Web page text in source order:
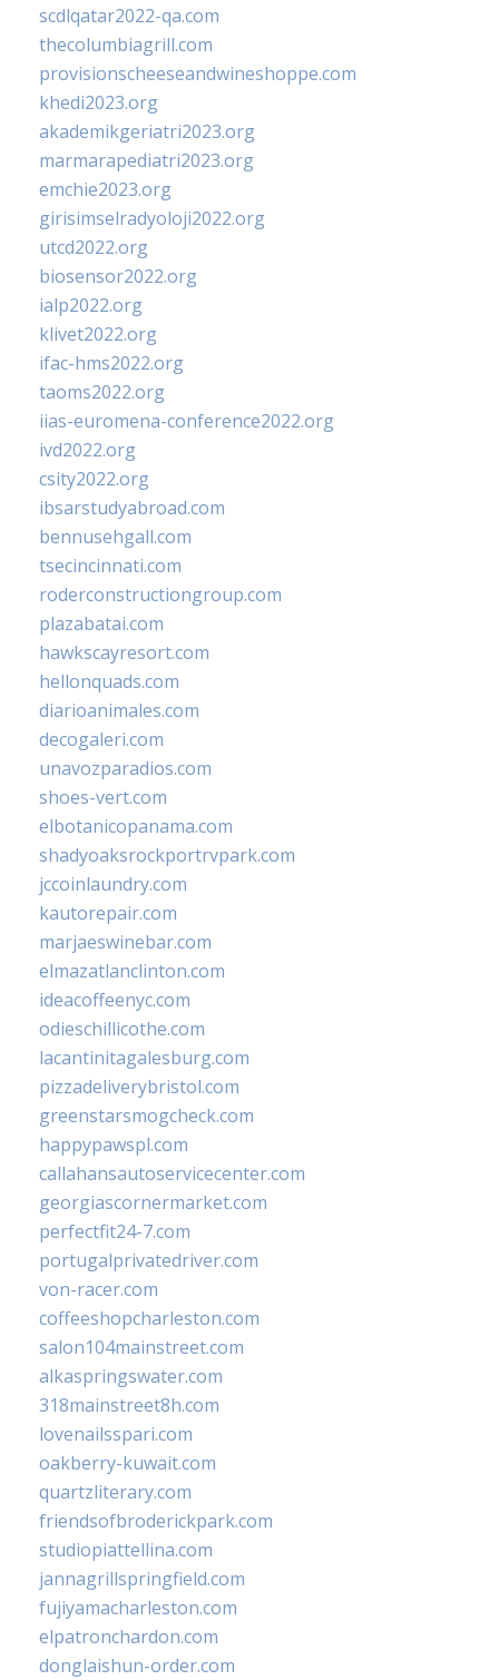
scdlqatar2022-qa.com
thecolumbiagrill.com
provisionscheeseandwineshoppe.com
khedi2023.org
akademikgeriatri2023.org
marmarapediatri2023.org
emchie2023.org
girisimselradyoloji2022.org
utcd2022.org
biosensor2022.org
ialp2022.org
klivet2022.org
ifac-hms2022.org
taoms2022.org
iias-euromena-conference2022.org
ivd2022.org
csity2022.org
ibsarstudyabroad.com
bennusehgall.com
tsecincinnati.com
roderconstructiongroup.com
plazabatai.com
hawkscayresort.com
hellonquads.com
diarioanimales.com
decogaleri.com
unavozparadios.com
shoes-vert.com
elbotanicopanama.com
shadyoaksrockportrvpark.com
jccoinlaundry.com
kautorepair.com
marjaeswinebar.com
elmazatlanclinton.com
ideacoffeenyc.com
odieschillicothe.com
lacantinitagalesburg.com
pizzadeliverybristol.com
greenstarsmogcheck.com
happypawspl.com
callahansautoservicecenter.com
georgiascornermarket.com
perfectfit24-7.com
portugalprivatedriver.com
von-racer.com
coffeeshopcharleston.com
salon104mainstreet.com
alkaspringswater.com
318mainstreet8h.com
lovenailsspari.com
oakberry-kuwait.com
quartzliterary.com
friendsofbroderickpark.com
studiopiattellina.com
jannagrillspringfield.com
fujiyamacharleston.com
elpatronchardon.com
donglaishun-order.com